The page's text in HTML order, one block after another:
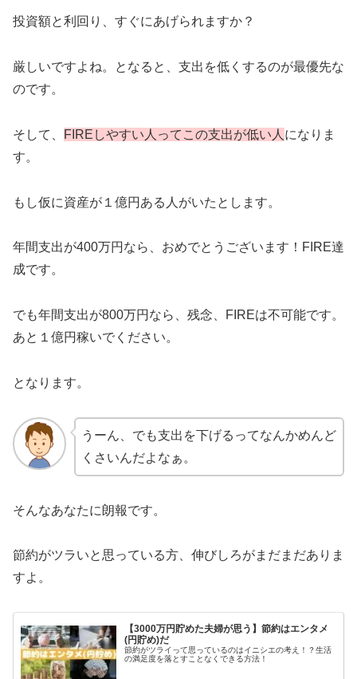
投資額と利回り、すぐにあげられますか？
厳しいですよね。となると、支出を低くするのが最優先な
のです。
そして、 FIREしやすい人ってこの支出が低い人 になりま
す。
もし仮に資産が１億円ある人がいたとします。
年間支出が400万円なら、おめでとうございます！FIRE達
成です。
でも年間支出が800万円なら、残念、FIREは不可能です。
あと１億円稼いでください。
となります。
うーん、でも支出を下げるってなんかめんど
くさいんだよなぁ。
そんなあなたに朗報です。
節約がツラいと思っている方、伸びしろがまだまだありま
すよ。
【3000万円貯めた夫婦が思う】節約はエンタメ
(円貯め)だ
節約がツライって思っているのはイニシエの考え！？生活
の満足度を落とすことなくできる方法！